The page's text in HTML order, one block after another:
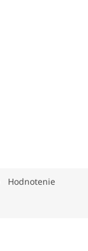
Hodnotenie